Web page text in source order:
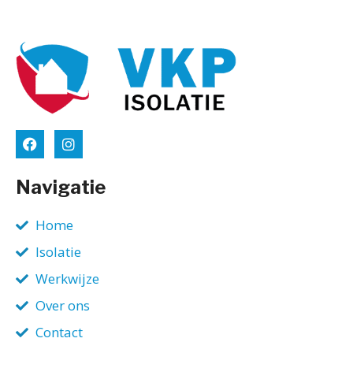
Navigatie
Home
Isolatie
Werkwijze
Over ons
Contact